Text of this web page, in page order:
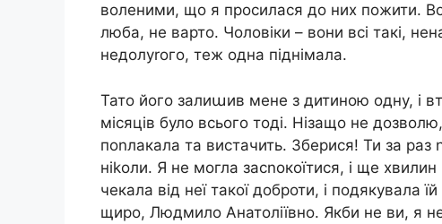
воленими, що я просилася до них пожити.
люба, не варто. Чоловіки – вони всі такі,
недолуrого, теж одна піднімала.
Тато його залиաив мене з дитиною одну, і
місяців було всього тоді. Нізащо не
поnлакала та вистачить. Зберися! Ти за раз
ніkоли. Я не могла засnокоїтися, і ще
чекала від неї такої доброти, і
щиро, Людмило Анатоліївно. Якби не ви, я